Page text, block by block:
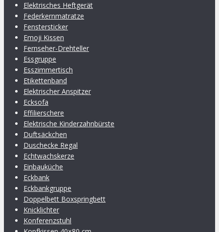
Elektrisches Heftgerät
Federkernmatratze
Fenstersticker
Emoji Kissen
Fernseher-Drehteller
Essgruppe
Esszimmertisch
Etikettenband
Elektrischer Anspitzer
Ecksofa
Effilierschere
Elektrische Kinderzahnbürste
Duftsäckchen
Duschecke Regal
Echtwachskerze
Einbauküche
Eckbank
Eckbankgruppe
Doppelbett Boxspringbett
Knicklichter
Konferenzstuhl